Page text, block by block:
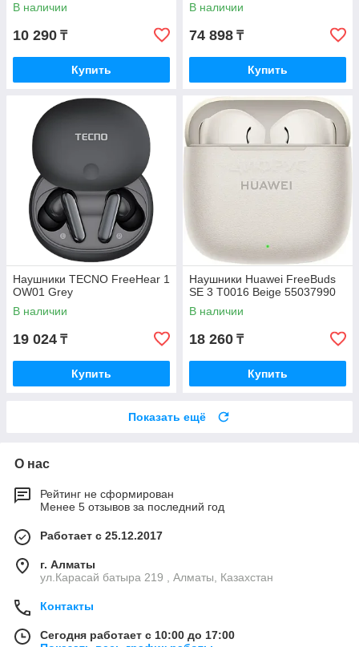
В наличии
10 290 ₸
Купить
В наличии
74 898 ₸
Купить
Наушники TECNO FreeHear 1
OW01 Grey
В наличии
19 024 ₸
Купить
Наушники Huawei FreeBuds
SE 3 T0016 Beige 55037990
В наличии
18 260 ₸
Купить
Показать ещё
О нас
Рейтинг не сформирован
Менее 5 отзывов за последний год
Работает с 25.12.2017
г. Алматы
ул.Карасай батыра 219 , Алматы, Казахстан
Контакты
Сегодня работает с 10:00 до 17:00